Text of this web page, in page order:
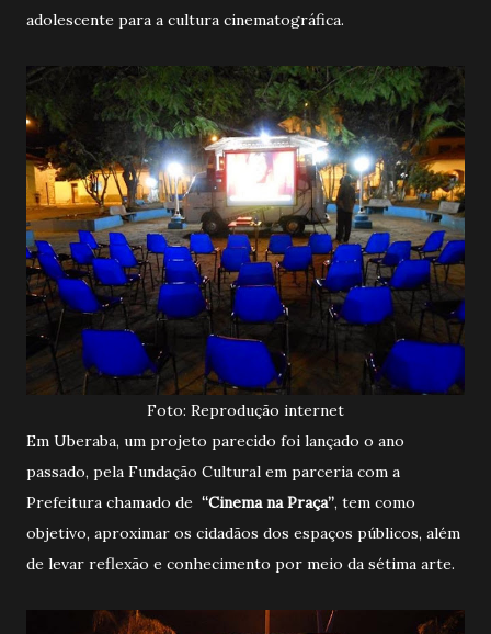
adolescente para a cultura cinematográfica.
Foto: Reprodução internet
Em Uberaba, um projeto parecido foi lançado o ano
passado, pela Fundação Cultural em parceria com a
Prefeitura chamado de “Cinema na Praça”, tem como
objetivo, aproximar os cidadãos dos espaços públicos, além
de levar reflexão e conhecimento por meio da sétima arte.